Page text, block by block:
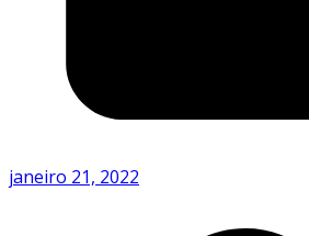
janeiro 21, 2022